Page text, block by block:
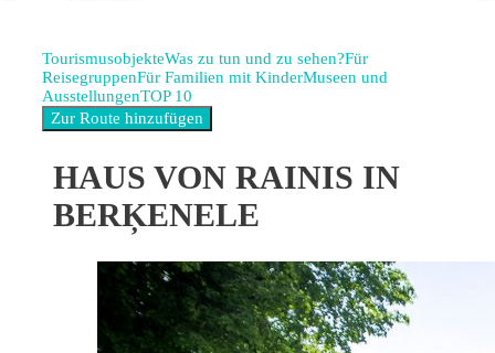
TourismusobjekteWas zu tun und zu sehen?Für
ReisegruppenFür Familien mit KinderMuseen und
AusstellungenTOP 10
HAUS VON RAINIS IN
BERĶENELE